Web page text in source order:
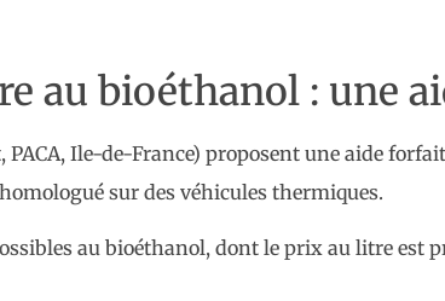
au bioéthanol : une
Ile-de-France) proposent une aide
sur des véhicules thermiques.
au bioéthanol, dont le prix au litre est